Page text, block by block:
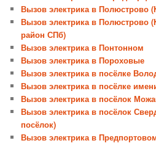
Вызов электрика в Полюстрово
Вызов электрика в Полюстрово
район СПб)
Вызов электрика в Понтонном
Вызов электрика в Пороховые
Вызов электрика в посёлке
Вызов электрика в посёлке
Вызов электрика в посёлок
Вызов электрика в посёлок
посёлок)
Вызов электрика в